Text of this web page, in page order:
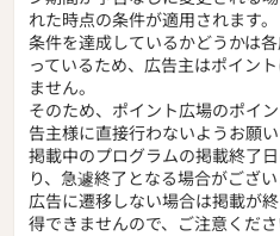
れた時点の条件が適用されます。
条件を達成しているかどうかは
っているため、広告主はポイン
ません。
そのため、ポイント広場のポイ
告主様に直接行わないようお願い
掲載中のプログラムの掲載終了
り、急遽終了となる場合がござい
広告に遷移しない場合は掲載が
得できませんので、ご注意くださ